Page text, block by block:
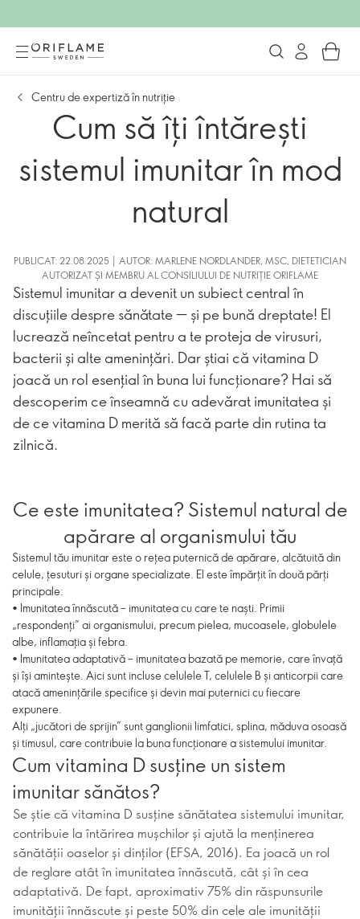
Centru de expertiză în nutriție
Cum să îți întărești
sistemul imunitar în mod
natural
PUBLICAT: 22.08.2025 | AUTOR: MARLENE NORDLANDER, MSC, DIETETICIAN
AUTORIZAT ȘI MEMBRU AL CONSILIULUI DE NUTRIȚIE ORIFLAME
Sistemul imunitar a devenit un subiect central în
discuțiile despre sănătate — și pe bună dreptate! El
lucrează neîncetat pentru a te proteja de virusuri,
bacterii și alte amenințări. Dar știai că vitamina D
joacă un rol esențial în buna lui funcționare? Hai să
descoperim ce înseamnă cu adevărat imunitatea și
de ce vitamina D merită să facă parte din rutina ta
zilnică.
Ce este imunitatea? Sistemul natural de
apărare al organismului tău
Sistemul tău imunitar este o rețea puternică de apărare, alcătuită din
celule, țesuturi și organe specializate. El este împărțit în două părți
principale:
• Imunitatea înnăscută – imunitatea cu care te naști. Primii
„respondenți” ai organismului, precum pielea, mucoasele, globulele
albe, inflamația și febra.
• Imunitatea adaptativă – imunitatea bazată pe memorie, care învață
și își amintește. Aici sunt incluse celulele T, celulele B și anticorpii care
atacă amenințările specifice și devin mai puternici cu fiecare
expunere.
Alți „jucători de sprijin” sunt ganglionii limfatici, splina, măduva osoasă
și timusul, care contribuie la buna funcționare a sistemului imunitar.
Cum vitamina D susține un sistem
imunitar sănătos?
Se știe că vitamina D susține sănătatea sistemului imunitar,
contribuie la întărirea mușchilor și ajută la menținerea
sănătății oaselor și dinților (EFSA, 2016). Ea joacă un rol
de reglare atât în imunitatea înnăscută, cât și în cea
adaptativă. De fapt, aproximativ 75% din răspunsurile
imunității înnăscute și peste 50% din cele ale imunității